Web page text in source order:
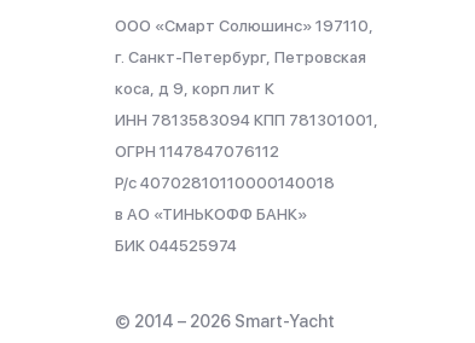
ООО «Смарт Солюшинс» 197110,
г. Санкт-Петербург, Петровская
коса, д 9, корп лит К
ИНН 7813583094 КПП 781301001,
ОГРН 1147847076112
Р/с 40702810110000140018
в АО «ТИНЬКОФФ БАНК»
БИК 044525974
© 2014 – 2026 Smart-Yacht